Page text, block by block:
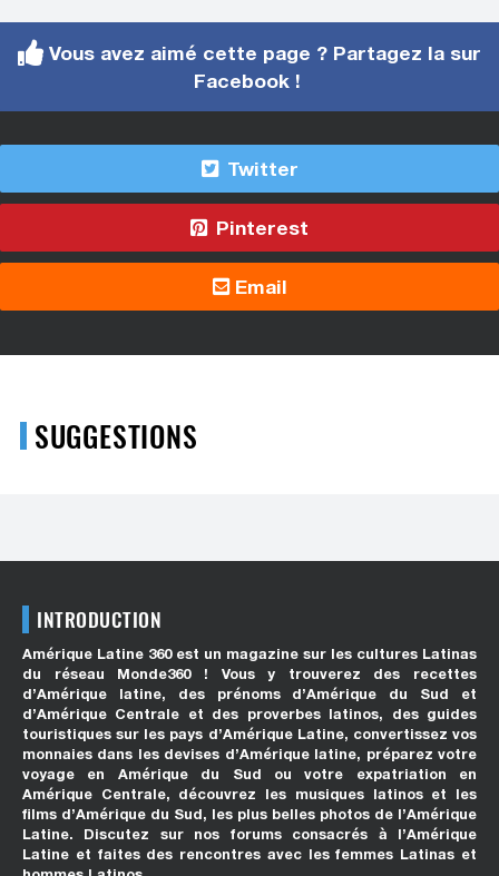
Vous avez aimé cette page ? Partagez la sur
Facebook !
Twitter
Pinterest
Email
SUGGESTIONS
INTRODUCTION
Amérique Latine 360 est un magazine sur les cultures Latinas
du réseau Monde360 ! Vous y trouverez des recettes
d’Amérique latine, des prénoms d’Amérique du Sud et
d’Amérique Centrale et des proverbes latinos, des guides
touristiques sur les pays d’Amérique Latine, convertissez vos
monnaies dans les devises d’Amérique latine, préparez votre
voyage en Amérique du Sud ou votre expatriation en
Amérique Centrale, découvrez les musiques latinos et les
films d’Amérique du Sud, les plus belles photos de l’Amérique
Latine. Discutez sur nos forums consacrés à l’Amérique
Latine et faites des rencontres avec les femmes Latinas et